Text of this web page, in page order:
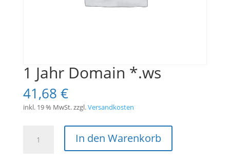
1 Jahr Domain *.ws
41,68 €
inkl. 19 % MwSt.zzgl.Versandkosten
In den Warenkorb